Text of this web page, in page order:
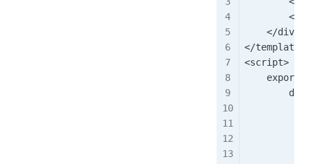
    </div>
</template>
<script>
export